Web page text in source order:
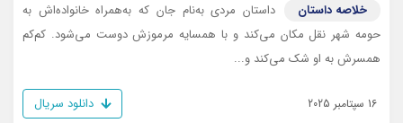
خلاصه داستان
داستان مردی به‌نام جان که به‌همراه خانواده‌اش به
حومه شهر نقل مکان می‌کند و با همسایه مرموزش دوست می‌شود. کم‌کم
همسرش به او شک می‌کند و...
16 سپتامبر 2025 دانلود سریال